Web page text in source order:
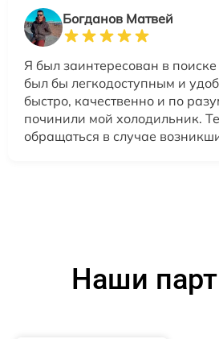
Богданов Матвей
Я был заинтересован в
был бы легкодоступным и
быстро, качественно и по
починили мой холодильник.
обращаться в случае
Наши